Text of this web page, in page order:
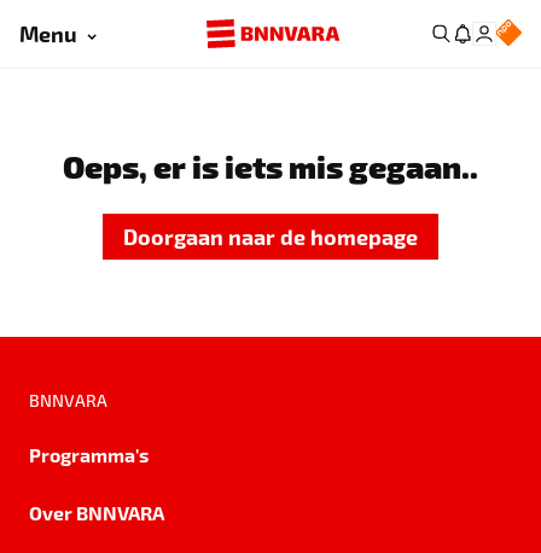
Menu
Oeps, er is iets mis gegaan..
Doorgaan naar de homepage
BNNVARA
Programma's
Over BNNVARA